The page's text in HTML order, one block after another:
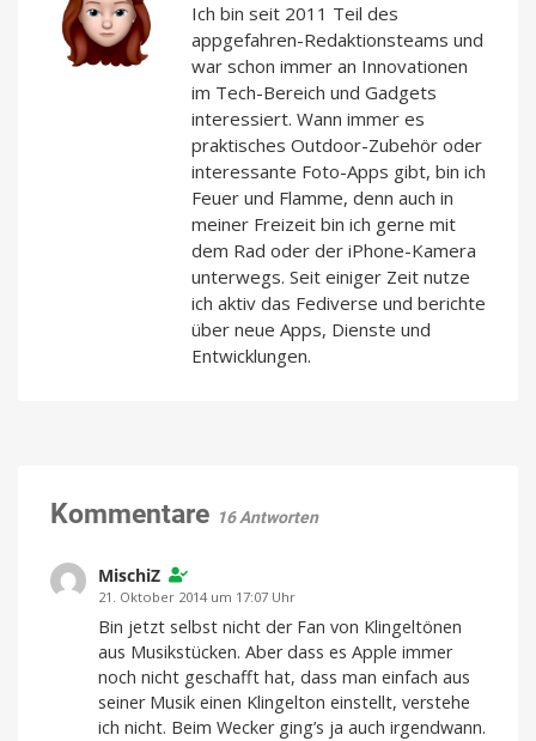
Ich bin seit 2011 Teil des
appgefahren-Redaktionsteams und
war schon immer an Innovationen
im Tech-Bereich und Gadgets
interessiert. Wann immer es
praktisches Outdoor-Zubehör oder
interessante Foto-Apps gibt, bin ich
Feuer und Flamme, denn auch in
meiner Freizeit bin ich gerne mit
dem Rad oder der iPhone-Kamera
unterwegs. Seit einiger Zeit nutze
ich aktiv das Fediverse und berichte
über neue Apps, Dienste und
Entwicklungen.
Kommentare 16 Antworten
MischiZ
21. Oktober 2014 um 17:07 Uhr
Bin jetzt selbst nicht der Fan von Klingeltönen
aus Musikstücken. Aber dass es Apple immer
noch nicht geschafft hat, dass man einfach aus
seiner Musik einen Klingelton einstellt, verstehe
ich nicht. Beim Wecker ging’s ja auch irgendwann.